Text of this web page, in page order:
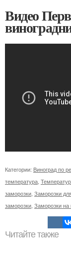
Видео
Категории: Виноград по
температура
заморозки Заморозки
заморозки Заморозки на
Читайте также